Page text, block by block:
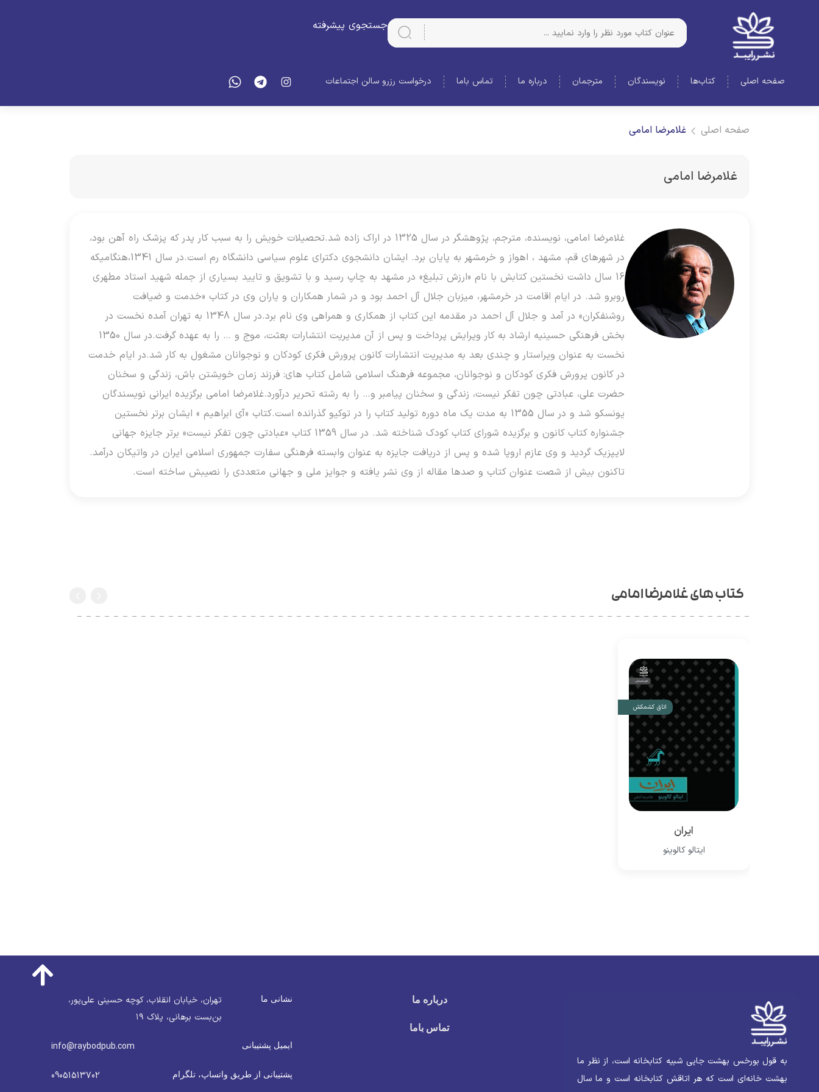
جستجوی پیشرفته
صفحه اصلی کتاب‌ها نویسندگان مترجمان درباره ما تماس باما درخواست رزرو سالن اجتماعات
صفحه اصلی غلامرضا امامی
غلامرضا امامی
غلامرضا امامی، نویسنده، مترجم، پژوهشگر در سال 1325 در اراک زاده شد.تحصیلات خویش را به سبب کار پدر که پزشک راه آهن بود،
در شهرهای قم، مشهد ، اهواز و خرمشهر به پایان برد. ایشان دانشجوی دکترای علوم سیاسی دانشگاه رم است.در سال 1341،هنگامیکه
16 سال داشت نخستین کتابش با نام «ارزش تبلیغ» در مشهد به چاپ رسید و با تشویق و تایید بسیاری از جمله شهید استاد مطهری
روبرو شد. در ایام اقامت در خرمشهر، میزبان جلال آل احمد بود و در شمار همکاران و یاران وی در کتاب «خدمت و ضیافت
روشنفکران» در آمد و جلال آل احمد در مقدمه این کتاب از همکاری و همراهی وی نام برد.در سال 1348 به تهران آمده نخست در
بخش فرهنگی حسینیه ارشاد به کار ویرایش پرداخت و پس از آن مدیریت انتشارات بعثت، موج و … را به عهده گرفت.در سال 1350
نخست به عنوان ویراستار و چندی بعد به مدیریت انتشارات کانون پرورش فکری کودکان و نوجوانان مشغول به کار شد.در ایام خدمت
در کانون پرورش فکری کودکان و نوجوانان، مجموعه فرهنگ اسلامی شامل کتاب های: فرزند زمان خویشتن باش، زندگی و سخنان
حضرت علی، عبادتی چون تفکر نیست، زندگی و سخنان پیامبر و… را به رشته تحریر درآورد.غلامرضا امامی برگزیده ایرانی نویسندگان
یونسکو شد و در سال 1355 به مدت یک ماه دوره تولید کتاب را در توکیو گذرانده است.کتاب «آی ابراهیم » ایشان برتر نخستین
جشنواره کتاب کانون و برگزیده شورای کتاب کودک شناخته شد. در سال 1359 کتاب «عبادتی چون تفکر نیست» برتر جایزه جهانی
لایپزیک گردید و وی عازم اروپا شده و پس از دریافت جایزه به عنوان وابسته فرهنگی سفارت جمهوری اسلامی ایران در واتیکان درآمد.
تاکنون بیش از شصت عنوان کتاب و صدها مقاله از وی نشر یافته و جوایز ملی و جهانی متعددی را نصیبش ساخته است.
کتاب های غلامرضا امامی
اتاق کشمکش
ایران
ایتالو کالوینو
به قول بورخس بهشت جایی شبیه کتابخانه است، از نظر ما
بهشت خانه‌ای است که هر اتاقش کتابخانه است و ما سال
درباره ما
تماس باما
نشانی ما
تهران، خیابان انقلاب، کوچه حسینی علی‌پور،
بن‌بست برهانی، پلاک ۱۹
ایمیل پشتیبانی info@raybodpub.com
پشتیبانی از طریق واتساپ، تلگرام 09051513702